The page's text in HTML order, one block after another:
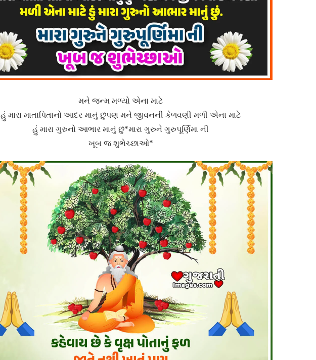
મને જન્મ મળ્યો એના માટે
હું મારા માતાપિતાનો આદર માનું છું પણ મને જીવનની કેળવણી મળી એના માટે
હું મારા ગુરુનો આભાર માનું છું *મારા ગુરુને ગુરુપૂર્ણિમા ની
ખૂબ જ શુભેચ્છાઓ*